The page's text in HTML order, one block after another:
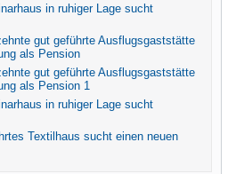
in ruhiger Lage sucht
gut geführte Ausflugsgaststätte
als Pension
gut geführte Ausflugsgaststätte
als Pension 1
in ruhiger Lage sucht
Textilhaus sucht einen neuen